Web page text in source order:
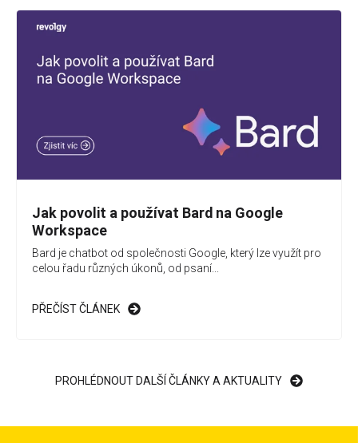
Jak povolit a používat Bard na Google
Workspace
Bard je chatbot od společnosti Google, který lze využít pro
celou řadu různých úkonů, od psaní...
PŘEČÍST ČLÁNEK
PROHLÉDNOUT DALŠÍ ČLÁNKY A AKTUALITY